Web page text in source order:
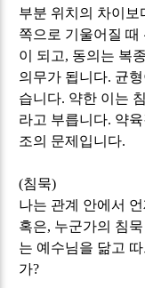
부분 위치의 차이
쪽으로 기울어질
이 되고, 동의는 복
의무가 됩니다. 균
습니다. 약한 이는
라고 부릅니다. 약
조의 문제입니다.
(침묵)
나는 관계 안에서
혹은, 누군가의 침
는 예수님을 닮고
가?